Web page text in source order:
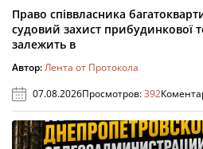
Право співвласника
судовий захист прибудинкової
залежить в
Автор:Лента от Протокола
07.08.2026Просмотров:392